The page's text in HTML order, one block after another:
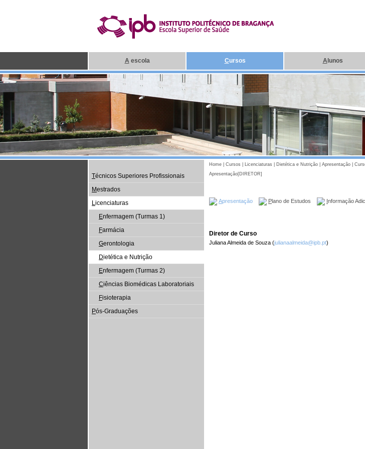
A escola Cursos A lunos
Técnicos Superiores Profissionais
Mestrados
Licenciaturas
Enfermagem (Turmas 1)
Farmácia
Gerontologia
Dietética e Nutrição
Enfermagem (Turmas 2)
Ciências Biomédicas Laboratoriais
Fisioterapia
Pós-Graduações
Home Cursos Licenciaturas Dietética e Nutrição Apresentação
Apresentação[DIRETOR]
Apresentação Plano de Estudos Informação
Diretor de Curso
Juliana Almeida de Souza (julianaalmeida@ipb.pt)